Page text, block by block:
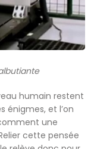
humain restent
énigmes, et l’on
une
cette pensée